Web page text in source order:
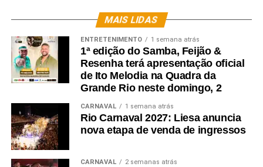
MAIS LIDAS
ENTRETENIMENTO 1 semana atrás
1ª edição do Samba, Feijão &
Resenha terá apresentação oficial
de Ito Melodia na Quadra da
Grande Rio neste domingo, 2
CARNAVAL 1 semana atrás
Rio Carnaval 2027: Liesa anuncia
nova etapa de venda de ingressos
CARNAVAL 2 semanas atrás